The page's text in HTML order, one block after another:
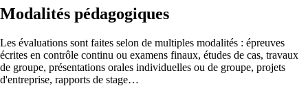
Modalités pédagogiques
Les évaluations sont faites selon de multiples modalités : épreuves
écrites en contrôle continu ou examens finaux, études de cas, travaux
de groupe, présentations orales individuelles ou de groupe, projets
d'entreprise, rapports de stage…